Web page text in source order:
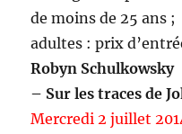
de moins de 25 ans ;
adultes : prix
Robyn Schulkowsky
– Sur les traces de
Mercredi 2 juillet